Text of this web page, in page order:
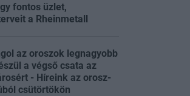
fontos üzlet,
a Rheinmetall
az oroszok legnagyobb
a végső csata az
- Híreink az orosz-
csütörtökön